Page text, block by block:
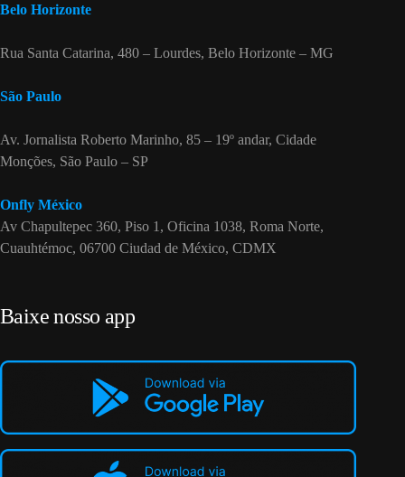
Belo Horizonte
Rua Santa Catarina, 480 – Lourdes, Belo Horizonte – MG
São Paulo
Av. Jornalista Roberto Marinho, 85 – 19º andar, Cidade
Monções, São Paulo – SP
Onfly México
Av Chapultepec 360, Piso 1, Oficina 1038, Roma Norte,
Cuauhtémoc, 06700 Ciudad de México, CDMX
Baixe nosso app